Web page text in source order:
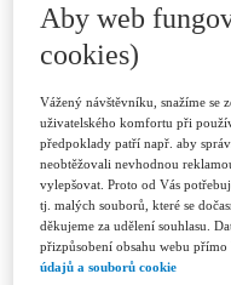
Journal Archive
For authors
Submitting
Publication
Sections
Examples of
Peer Review
Code of Ethics
Contacts
Licence and
Editorial board
Contacts
Subscription
Aby web
cookies)
Vážený návštěvníku, snažíme se
uživatelského komfortu při
předpoklady patří např. aby
neobtěžovali nevhodnou
vylepšovat. Proto od Vás
tj. malých souborů, které se
děkujeme za udělení souhlasu.
přizpůsobení obsahu webu přímo
údajů a souborů cookie